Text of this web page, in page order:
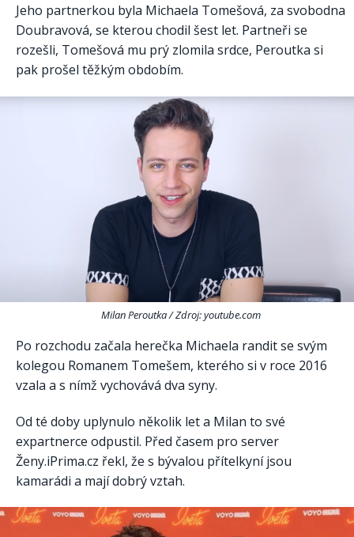
Jeho partnerkou byla Michaela Tomešová, za svobodna
Doubravová, se kterou chodil šest let. Partneři se
rozešli, Tomešová mu prý zlomila srdce, Peroutka si
pak prošel těžkým obdobím.
Milan Peroutka / Zdroj: youtube.com
Po rozchodu začala herečka Michaela randit se svým
kolegou Romanem Tomešem, kterého si v roce 2016
vzala a s nímž vychovává dva syny.
Od té doby uplynulo několik let a Milan to své
expartnerce odpustil. Před časem pro server
Ženy.iPrima.cz řekl, že s bývalou přítelkyní jsou
kamarádi a mají dobrý vztah.